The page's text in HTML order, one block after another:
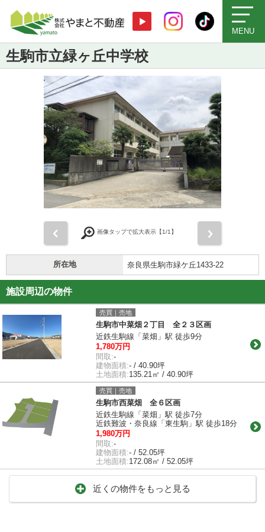
MENU
生駒市立緑ヶ丘中学校
画像タップで拡大表示【1/1】
所在地 奈良県生駒市緑ケ丘1433-22
施設周辺の物件
売買｜売地
生駒市中菜畑２丁目 全２３区画
近鉄生駒線「菜畑」駅 徒歩9分
1,780万円
間取:-
建物面積:- / 40.90坪
土地面積:135.21㎡ / 40.90坪
売買｜売地
生駒市西菜畑 全６区画
近鉄生駒線「菜畑」駅 徒歩7分
近鉄難波・奈良線「東生駒」駅 徒歩18分
1,980万円
間取:-
建物面積:- / 52.05坪
土地面積:172.08㎡ / 52.05坪
近くの物件をもっと見る